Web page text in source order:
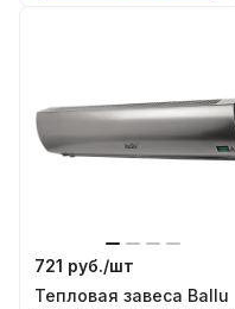
721 руб./шт
Тепловая завеса Ballu